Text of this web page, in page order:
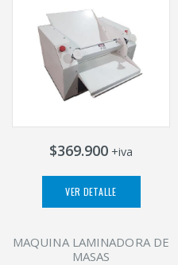
$369.900 +iva
VER DETALLE
MAQUINA LAMINADORA DE
MASAS